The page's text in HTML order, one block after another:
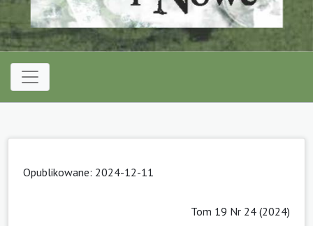
Opublikowane: 2024-12-11
Tom 19 Nr 24 (2024)